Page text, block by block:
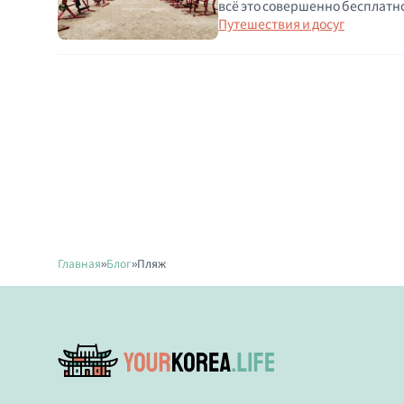
всё это совершенно
Путешествия и досуг
Главная»Блог»Пляж